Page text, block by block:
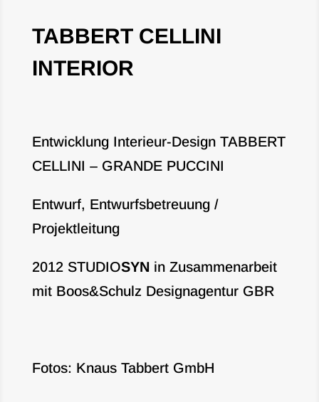
TABBERT CELLINI
INTERIOR
Entwicklung Interieur-Design TABBERT
CELLINI – GRANDE PUCCINI
Entwurf, Entwurfsbetreuung /
Projektleitung
2012 STUDIOSYN in Zusammenarbeit
mit Boos&Schulz Designagentur GBR
Fotos: Knaus Tabbert GmbH